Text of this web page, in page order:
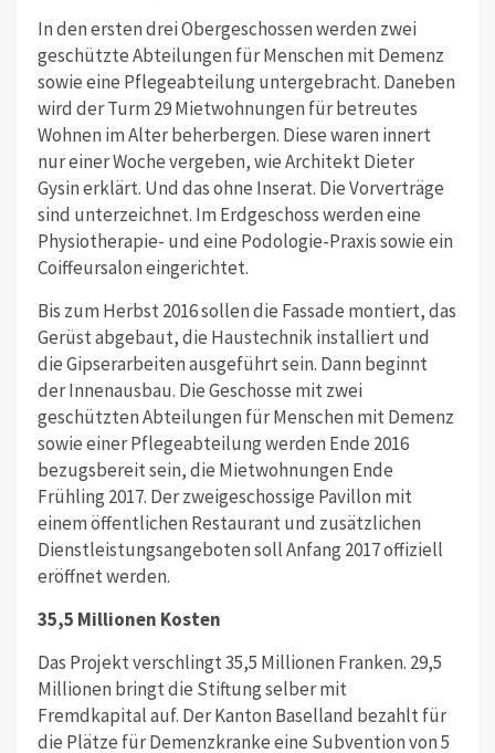
In den ersten drei Obergeschossen werden zwei
geschützte Abteilungen für Menschen mit Demenz
sowie eine Pflegeabteilung untergebracht. Daneben
wird der Turm 29 Mietwohnungen für betreutes
Wohnen im Alter beherbergen. Diese waren innert
nur einer Woche vergeben, wie Architekt Dieter
Gysin erklärt. Und das ohne Inserat. Die Vorverträge
sind unterzeichnet. Im Erdgeschoss werden eine
Physiotherapie- und eine Podologie-Praxis sowie ein
Coiffeursalon eingerichtet.
Bis zum Herbst 2016 sollen die Fassade montiert, das
Gerüst abgebaut, die Haustechnik installiert und
die Gipserarbeiten ausgeführt sein. Dann beginnt
der Innenausbau. Die Geschosse mit zwei
geschützten Abteilungen für Menschen mit Demenz
sowie einer Pflegeabteilung werden Ende 2016
bezugsbereit sein, die Mietwohnungen Ende
Frühling 2017. Der zweigeschossige Pavillon mit
einem öffentlichen Restaurant und zusätzlichen
Dienstleistungsangeboten soll Anfang 2017 offiziell
eröffnet werden.
35,5 Millionen Kosten
Das Projekt verschlingt 35,5 Millionen Franken. 29,5
Millionen bringt die Stiftung selber mit
Fremdkapital auf. Der Kanton Baselland bezahlt für
die Plätze für Demenzkranke eine Subvention von 5